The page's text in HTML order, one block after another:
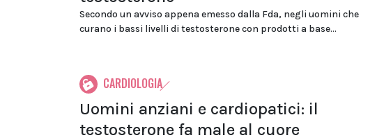
Secondo un avviso appena emesso dalla Fda, negli uomini che
curano i bassi livelli di testosterone con prodotti a base...
CARDIOLOGIA
Uomini anziani e cardiopatici: il
testosterone fa male al cuore